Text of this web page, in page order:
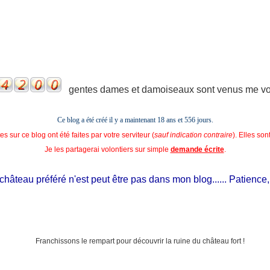
gentes dames et damoiseaux sont venus me
Ce blog a été créé il y a maintenant 18 ans et556 jours.
sur ce blog ont été faites par votre serviteur (sauf indication contraire). Elles
Je les partagerai volontiers sur simple demande écrite.
préféré n'est peut être pas dans mon blog...... Patience,